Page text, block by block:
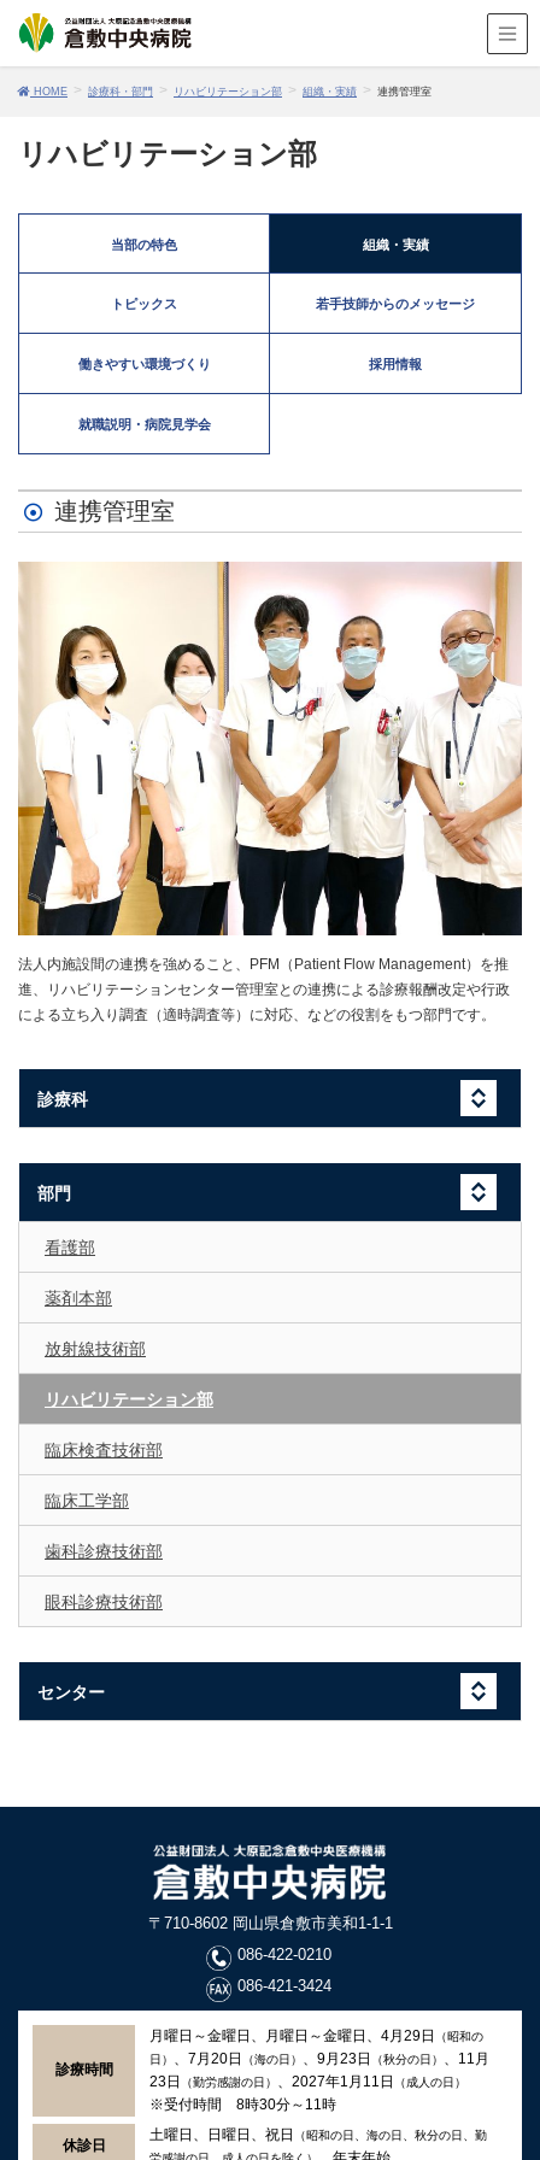
HOME 診療科・部門 リハビリテーション部 組織・実績 連携管理室
リハビリテーション部
当部の特色 組織・実績
トピックス 若手技師からのメッセージ
働きやすい環境づくり 採用情報
就職説明・病院見学会
連携管理室
法人内施設間の連携を強めること、 PFM （ Patient Flow Management）を推
進、リハビリテーションセンター管理室との連携による診療報酬改定や行政
による立ち入り調査（適時調査等）に対応、などの役割をもつ部門です。
診療科
部門
看護部
薬剤本部
放射線技術部
リハビリテーション部
臨床検査技術部
臨床工学部
歯科診療技術部
眼科診療技術部
センター
〒710-8602 岡山県倉敷市美和1-1-1
086-422-0210
086-421-3424
診療時間
月曜日～金曜日、月曜日～金曜日、4月29日
（昭和の
日） 、7月20日 （海の日） 、9月23日 （秋分の日） 、11月
23日
（勤労感謝の日） 、2027年1月11日 （成人の日）
※受付時間 8時30分～11時
休診日
土曜日、日曜日、祝日
（昭和の日、海の日、秋分の日、勤